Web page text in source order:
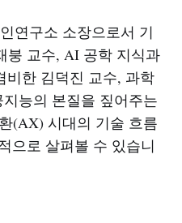
연구소 소장으로서 기
붕 교수, AI 공학 지식과
비한 김덕진 교수, 과학
능의 본질을 짚어주는
(AX) 시대의 기술 흐름
으로 살펴볼 수 있습니